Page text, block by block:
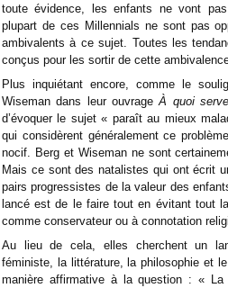
toute évidence, les enfants ne vont
plupart de ces Millennials ne sont pas
ambivalents à ce sujet. Toutes les
conçus pour les sortir de cette
Plus inquiétant encore, comme le
Wiseman dans leur ouvrageÀ quoi
d’évoquer le sujet « paraît au mieux
qui considèrent généralement ce
nocif. Berg et Wiseman ne sont
Mais ce sont des natalistes qui ont écrit
pairs progressistes de la valeur des
lancé est de le faire tout en évitant tout
comme conservateur ou à connotation
Au lieu de cela, elles cherchent un
féministe, la littérature, la philosophie et
manière affirmative à la question : «